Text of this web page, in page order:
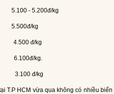
5.100 - 5.200đ/kg
5.500đ/kg
4.500 đ/kg
6.100đ/kg.
3.100 đ/kg